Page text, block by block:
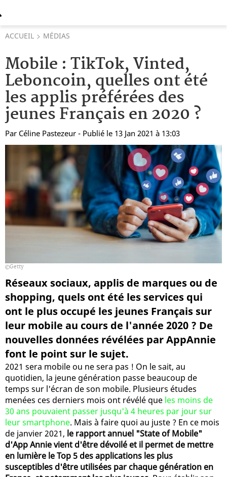
ACCUEIL MÉDIAS
Mobile : TikTok, Vinted,
Leboncoin, quelles ont été
les applis préférées des
jeunes Français en 2020 ?
Par Céline Pastezeur - Publié le 13 Jan 2021 à 13:03
Getty
Réseaux sociaux, applis de marques ou de
shopping, quels ont été les services qui
ont le plus occupé les jeunes Français sur
leur mobile au cours de l'année 2020 ? De
nouvelles données révélées par AppAnnie
font le point sur le sujet.
2021 sera mobile ou ne sera pas ! On le sait, au
quotidien, la jeune génération passe beaucoup de
temps sur l'écran de son mobile. Plusieurs études
menées ces derniers mois ont révélé que les moins de
30 ans pouvaient passer jusqu'à 4 heures par jour sur
leur smartphone. Mais à faire quoi au juste ? En ce mois
de janvier 2021, le rapport annuel "State of Mobile"
d'App Annie vient d'être dévoilé et il permet de mettre
en lumière le Top 5 des applications les plus
susceptibles d'être utilisées par chaque génération en